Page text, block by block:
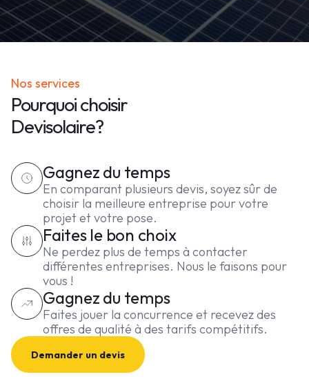
Nos services
Pourquoi choisir
Devisolaire?
Gagnez du temps
En comparant plusieurs devis, soyez sûr de
choisir la meilleure entreprise pour votre
projet et votre pose.
Faites le bon choix
Ne perdez plus de temps à contacter
différentes entreprises. Nous le faisons pour
vous !
Gagnez du temps
Faites jouer la concurrence et recevez des
offres de qualité à des tarifs compétitifs.
Demander un devis